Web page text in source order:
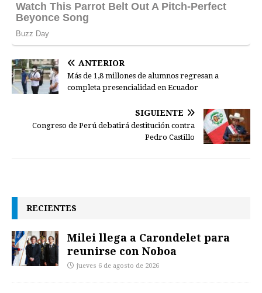
ANTERIOR
Más de 1,8 millones de alumnos regresan a
completa presencialidad en Ecuador
SIGUIENTE
Congreso de Perú debatirá destitución contra
Pedro Castillo
RECIENTES
Milei llega a Carondelet para
reunirse con Noboa
jueves 6 de agosto de 2026